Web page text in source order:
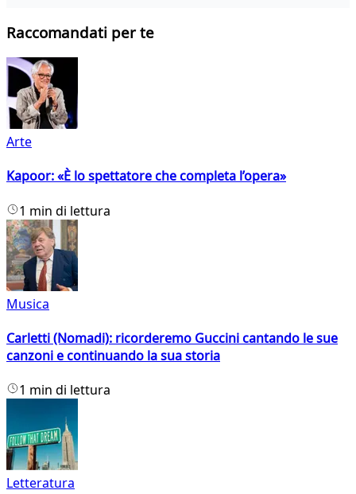
Raccomandati per te
Arte
Kapoor: «È lo spettatore che completa l’opera»
1 min di lettura
Musica
Carletti (Nomadi): ricorderemo Guccini cantando le sue
canzoni e continuando la sua storia
1 min di lettura
Letteratura